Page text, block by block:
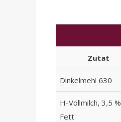
Zutat
Dinkelmehl 630
H-Vollmilch, 3,5 %
Fett